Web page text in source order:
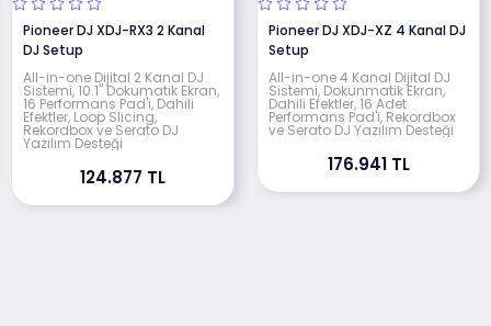
Pioneer DJ XDJ-RX3 2 Kanal
DJ Setup
All-in-one Dijital 2 Kanal DJ
Sistemi, 10.1" Dokumatik Ekran,
16 Performans Pad'i, Dahili
Efektler, Loop Slicing,
Rekordbox ve Serato DJ
Yazılım Desteği
124.877 TL
Pioneer DJ XDJ-XZ 4 Kanal DJ
Setup
All-in-one 4 Kanal Dijital DJ
Sistemi, Dokunmatik Ekran,
Dahili Efektler, 16 Adet
Performans Pad'i, Rekordbox
ve Serato DJ Yazılım Desteği
176.941 TL